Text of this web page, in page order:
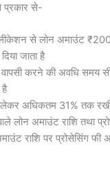
प्रकार से-
से लोन अमाउंट
जाता है
करने की अवधि समय
है
अधिकतम 31% तक रखी
लोन अमाउंट राशि तथा
राशि पर प्रोसेसिंग